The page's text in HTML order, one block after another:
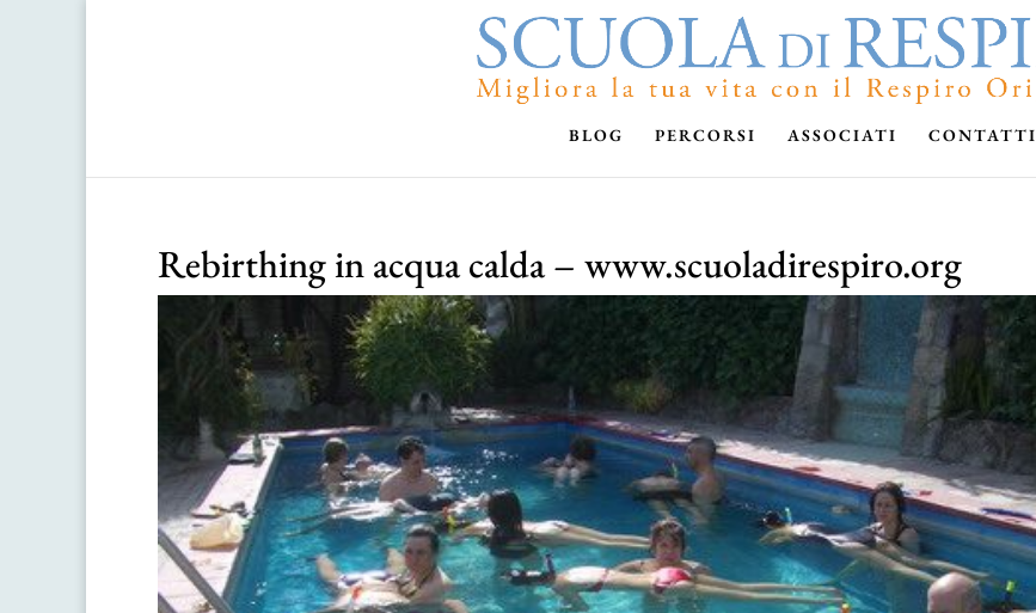
BLOG PERCORSI ASSOCIATI CONTATTI
Rebirthing in acqua calda – www.scuoladirespiro.org